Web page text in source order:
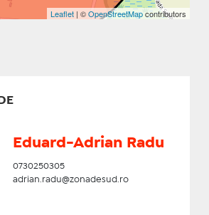
Leaflet | ©OpenStreetMapcontributors
Eduard-Adrian Radu
0730250305
adrian.radu@zonadesud.ro